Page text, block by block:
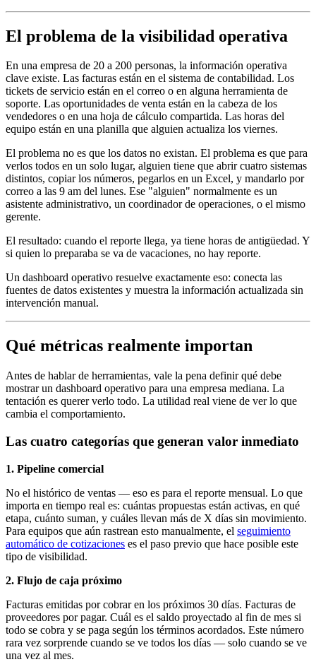
El problema de la visibilidad operativa
En una empresa de 20 a 200 personas, la información operativa
clave existe. Las facturas están en el sistema de contabilidad. Los
tickets de servicio están en el correo o en alguna herramienta de
soporte. Las oportunidades de venta están en la cabeza de los
vendedores o en una hoja de cálculo compartida. Las horas del
equipo están en una planilla que alguien actualiza los viernes.
El problema no es que los datos no existan. El problema es que para
verlos todos en un solo lugar, alguien tiene que abrir cuatro sistemas
distintos, copiar los números, pegarlos en un Excel, y mandarlo por
correo a las 9 am del lunes. Ese "alguien" normalmente es un
asistente administrativo, un coordinador de operaciones, o el mismo
gerente.
El resultado: cuando el reporte llega, ya tiene horas de antigüedad. Y
si quien lo preparaba se va de vacaciones, no hay reporte.
Un dashboard operativo resuelve exactamente eso: conecta las
fuentes de datos existentes y muestra la información actualizada sin
intervención manual.
Qué métricas realmente importan
Antes de hablar de herramientas, vale la pena definir qué debe
mostrar un dashboard operativo para una empresa mediana. La
tentación es querer verlo todo. La utilidad real viene de ver lo que
cambia el comportamiento.
Las cuatro categorías que generan valor inmediato
1. Pipeline comercial
No el histórico de ventas — eso es para el reporte mensual. Lo que
importa en tiempo real es: cuántas propuestas están activas, en qué
etapa, cuánto suman, y cuáles llevan más de X días sin movimiento.
Para equipos que aún rastrean esto manualmente, el seguimiento
automático de cotizaciones es el paso previo que hace posible este
tipo de visibilidad.
2. Flujo de caja próximo
Facturas emitidas por cobrar en los próximos 30 días. Facturas de
proveedores por pagar. Cuál es el saldo proyectado al fin de mes si
todo se cobra y se paga según los términos acordados. Este número
rara vez sorprende cuando se ve todos los días — solo cuando se ve
una vez al mes.